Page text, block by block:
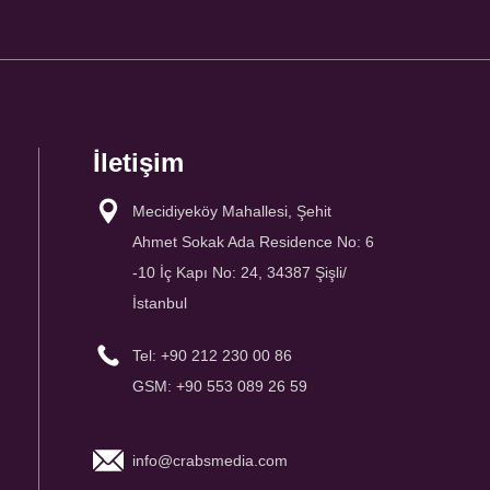
İletişim
Mecidiyeköy Mahallesi, Şehit
Ahmet Sokak Ada Residence No: 6
-10 İç Kapı No: 24, 34387 Şişli/
İstanbul
Tel: +90 212 230 00 86
GSM: +90 553 089 26 59
info@crabsmedia.com